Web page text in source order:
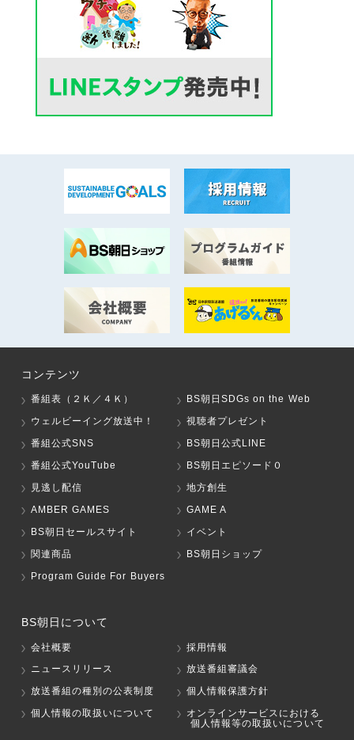
コンテンツ
番組表（２Ｋ／４Ｋ）
BS朝日SDGs on the Web
ウェルビーイング放送中！
視聴者プレゼント
番組公式SNS
BS朝日公式LINE
番組公式YouTube
BS朝日エピソード０
見逃し配信
地方創生
AMBER GAMES
GAME A
BS朝日セールスサイト
イベント
関連商品
BS朝日ショップ
Program Guide For Buyers
BS朝日について
会社概要
採用情報
ニュースリリース
放送番組審議会
放送番組の種別の公表制度
個人情報保護方針
個人情報の取扱いについて
オンラインサービスにおける
個人情報等の取扱いについて